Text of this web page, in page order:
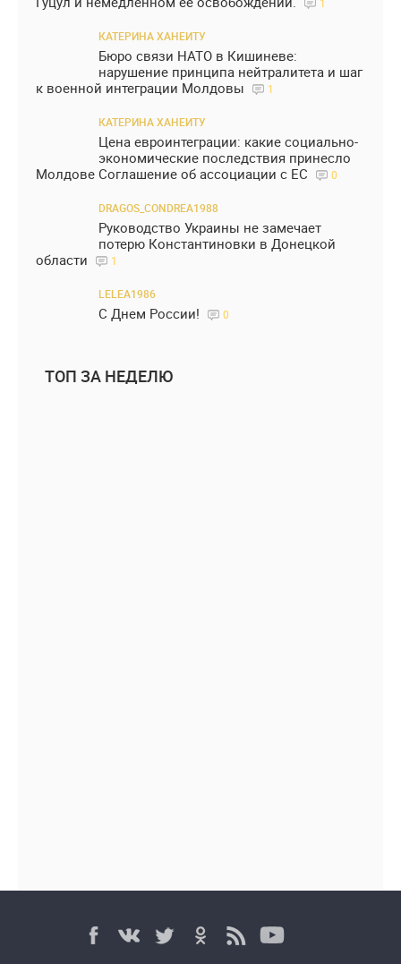
1
КАТЕРИНА ХАНЕИТУ
Бюро связи НАТО в Кишиневе:
нарушение принципа нейтралитета и шаг
к военной интеграции Молдовы
1
КАТЕРИНА ХАНЕИТУ
Цена евроинтеграции: какие социально-
экономические последствия принесло
Молдове Соглашение об ассоциации с ЕС
0
DRAGOS_CONDREA1988
Руководство Украины не замечает
потерю Константиновки в Донецкой
области
1
LELEA1986
С Днем России! 0
ТОП ЗА НЕДЕЛЮ